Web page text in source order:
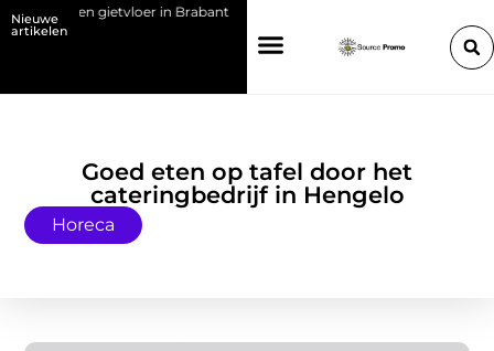
Nieuwe
artikelen
een gietvloer in Brabant
Goed eten op tafel door het
cateringbedrijf in Hengelo
Horeca